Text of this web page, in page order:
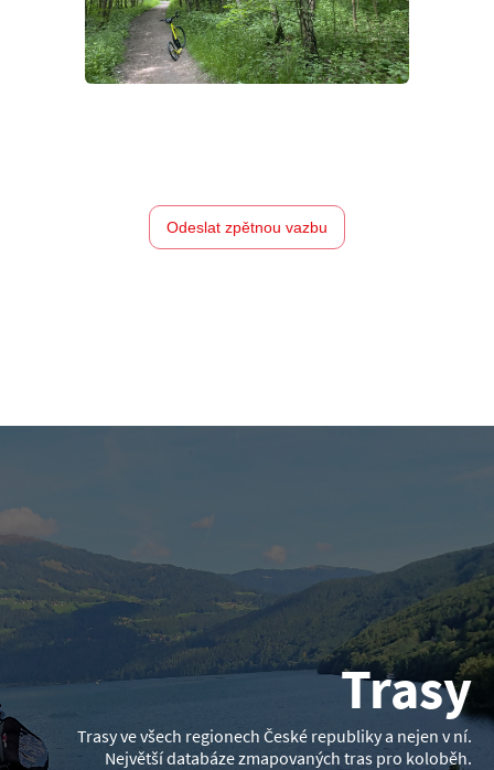
Odeslat zpětnou vazbu
Trasy
Trasy ve všech regionech České republiky a nejen v ní.
Největší databáze zmapovaných tras pro koloběh.